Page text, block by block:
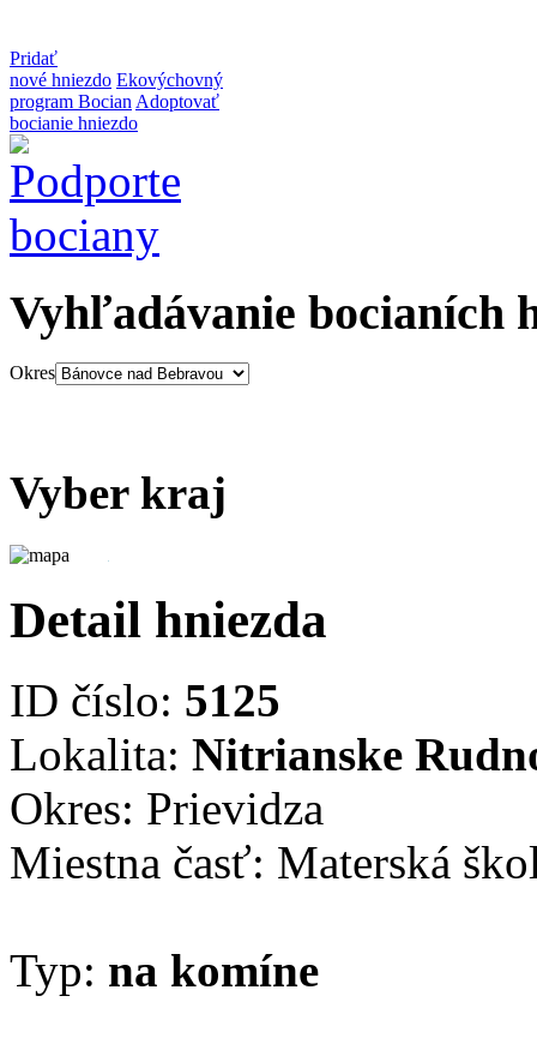
Pridať
nové hniezdo Ekovýchovný
program Bocian Adoptovať
bocianie hniezdo
Vyhľadávanie bocianích
Okres
Vyber kraj
Detail hniezda
ID číslo: 5125
Lokalita: Nitrianske
Okres: Prievidza
Miestna časť: Materská
Typ: na komíne